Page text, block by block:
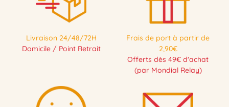
Livraison 24/48/72H
Domicile / Point Retrait
Frais de port à partir de
2,90€
Offerts dès 49€ d'achat
(par Mondial Relay)